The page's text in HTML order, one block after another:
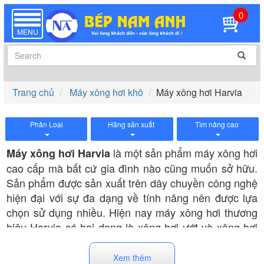
TOGGLE
NAVIGATION
MENU
0
Trang chủ Máy xông hơi khô Máy xông hơi Harvia
Phân Loại Hãng sản xuất Tìm nâng cao
Máy xông hơi Harvia là một sản phẩm máy xông hơi
cao cấp mà bất cứ gia đình nào cũng muốn sở hữu.
Sản phẩm được sản xuất trên dây chuyền công nghệ
hiện đại với sự đa dạng về tính năng nên được lựa
chọn sử dụng nhiều. Hiện nay máy xông hơi thương
hiệu Harvia có hai dạng là xông hơi ướt và xông hơi
khô. Vì vậy tùy theo nhu cầu sử dụng khách hàng có
thể lựa chọn sản phẩm phù hợp nhất với mình.
Xem thêm